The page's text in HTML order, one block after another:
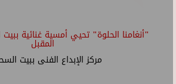
"أنغامنا الحلوة" تحيي أمسية غنائية
المقبل
مركز الإبداع الفنى ببيت